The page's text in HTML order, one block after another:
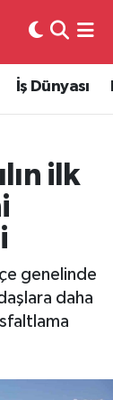
İş Dünyası
ilk
genelinde
daha